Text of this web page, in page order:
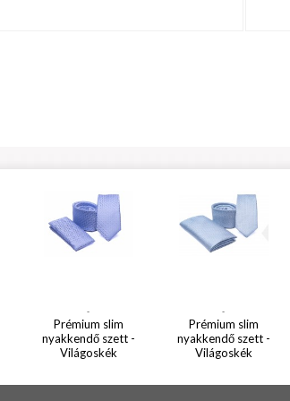
-
Prémium slim
nyakkendő szett -
Világoskék
-
Prémium slim
nyakkendő szett -
Világoskék